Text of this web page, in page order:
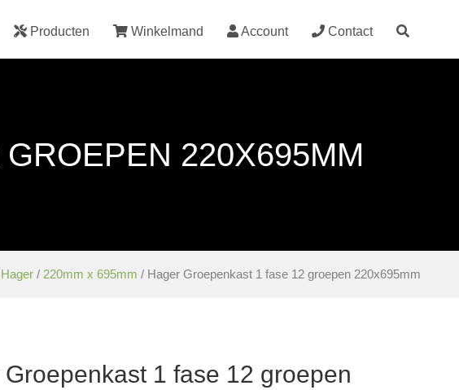
Producten Winkelmand Account Contact
220X695MM
Hager / 220mm x 695mm / Hager Groepenkast 1 fase 12 groepen 220x695mm
Groepenkast 1 fase 12 groepen